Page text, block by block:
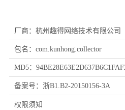
软件特色
1.【一元起拍】华夏收藏超低价一元
厂商：杭州趣得网络技术有限公司
包名：com.kunhong.collector
MD5：
备案号：浙B1.B2-20150156-3A
权限须知